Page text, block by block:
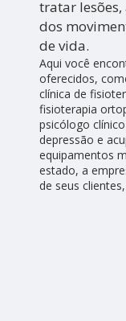
tratar
dos
de vida.
Aqui você
oferecidos,
clínica de
fisioterapia
psicólogo
depressão e
equipamentos
estado, a
de seus